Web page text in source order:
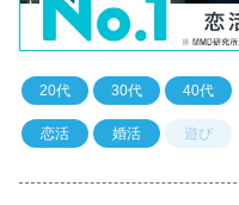
20代 30代 40代
恋活 婚活 遊び